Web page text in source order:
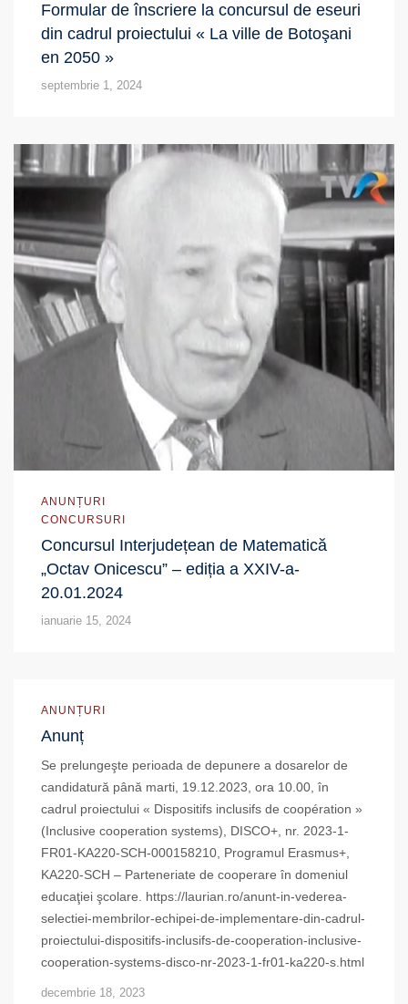
Formular de înscriere la concursul de eseuri
din cadrul proiectului « La ville de Botoşani
en 2050 »
septembrie 1, 2024
ANUNȚURI
CONCURSURI
Concursul Interjudețean de Matematică
„Octav Onicescu” – ediția a XXIV-a-
20.01.2024
ianuarie 15, 2024
ANUNȚURI
Anunț
Se prelungeşte perioada de depunere a dosarelor de
candidatură până marti, 19.12.2023, ora 10.00, în
cadrul proiectului « Dispositifs inclusifs de coopération »
(Inclusive cooperation systems), DISCO+, nr. 2023-1-
FR01-KA220-SCH-000158210, Programul Erasmus+,
KA220-SCH – Parteneriate de cooperare în domeniul
educaţiei şcolare. https://laurian.ro/anunt-in-vederea-
selectiei-membrilor-echipei-de-implementare-din-cadrul-
proiectului-dispositifs-inclusifs-de-cooperation-inclusive-
cooperation-systems-disco-nr-2023-1-fr01-ka220-s.html
decembrie 18, 2023